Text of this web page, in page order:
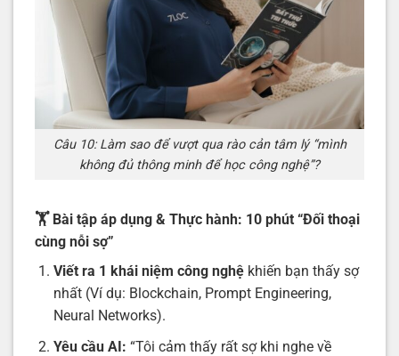
Câu 10: Làm sao để vượt qua rào cản tâm lý “mình
không đủ thông minh để học công nghệ”?
🏋️ Bài tập áp dụng & Thực hành: 10 phút “Đối thoại
cùng nỗi sợ”
Viết ra 1 khái niệm công nghệkhiến bạn thấy sợ
nhất (Ví dụ: Blockchain, Prompt Engineering,
Neural Networks).
Yêu cầu AI: “Tôi cảm thấy rất sợ khi nghe về